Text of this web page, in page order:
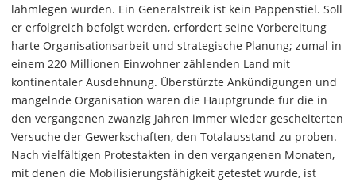
lahmlegen würden. Ein Generalstreik ist kein Pappenstiel. Soll
er erfolgreich befolgt werden, erfordert seine Vorbereitung
harte Organisationsarbeit und strategische Planung; zumal in
einem 220 Millionen Einwohner zählenden Land mit
kontinentaler Ausdehnung. Überstürzte Ankündigungen und
mangelnde Organisation waren die Hauptgründe für die in
den vergangenen zwanzig Jahren immer wieder gescheiterten
Versuche der Gewerkschaften, den Totalausstand zu proben.
Nach vielfältigen Protestakten in den vergangenen Monaten,
mit denen die Mobilisierungsfähigkeit getestet wurde, ist